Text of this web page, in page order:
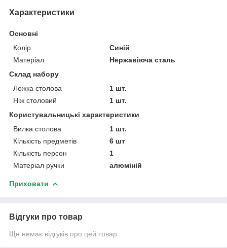
Характеристики
Основні
Колір
Синій
Матеріал
Нержавіюча сталь
Склад набору
Ложка столова
1 шт.
Ніж столовий
1 шт.
Користувальницькі характеристики
Вилка столова
1 шт.
Кількість предметів
6 шт
Кількість персон
1
Матеріал ручки
алюміній
Приховати
Відгуки про товар
Ще немає відгуків про цей товар